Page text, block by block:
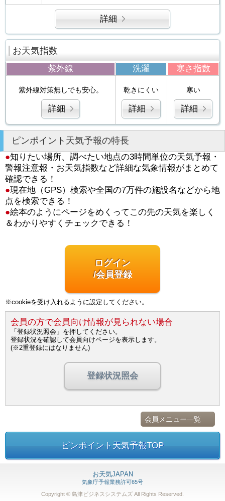
詳細
お天気指数
紫外線 洗濯 寒さ指数
紫外線対策無しでも安心。
詳細
乾きにくい
詳細
寒い
詳細
ピンポイント天気予報の特長
●知りたい場所、調べたい地点の3時間単位の天気予報・
警報注意報・お天気指数など詳細な気象情報がまとめて
確認できる！
●現在地（GPS）検索や全国の7万件の施設名などから地
点を検索できる！
●絵本のようにページをめくってこの先の天気を楽しく
＆わかりやすくチェックできる！
ログイン
/会員登録
※cookieを受け入れるように設定してください。
会員の方で会員向け情報が見られない場合
「登録状況照会」を押してください。
登録状況を確認して会員向けページを表示します。
(※2重登録にはなりません)
登録状況照会
会員メニュー一覧
ピンポイント天気予報TOP
お天気JAPAN
気象庁予報業務許可65号
Copyright © 島津ビジネスシステムズ All Rights Reserved.